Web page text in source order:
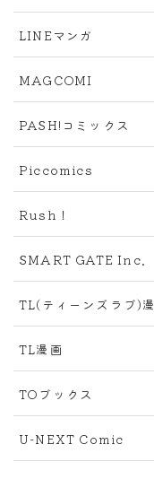
LINEマンガ
MAGCOMI
PASH!コミックス
Piccomics
Rush！
SMART GATE Inc.
TL(ティーンズラブ)
TL漫画
TOブックス
U-NEXT Comic